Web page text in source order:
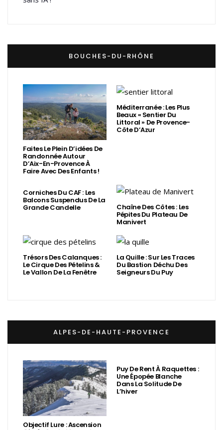
BOUCHES-DU-RHÔNE
Faites Le Plein D’idées De
Randonnée Autour
D’Aix-En-Provence À
Faire Avec Des Enfants !
Méditerranée : Les Plus
Beaux « Sentier Du
Littoral » De Provence-
Côte D’Azur
Corniches Du CAF : Les
Balcons Suspendus De La
Grande Candelle Chaîne Des Côtes : Les
Pépites Du Plateau De
Manivert
Trésors Des Calanques :
Le Cirque Des Pételins &
Le Vallon De La Fenêtre
La Quille : Sur Les Traces
Du Bastion Déchu Des
Seigneurs Du Puy
ALPES-DE-HAUTE-PROVENCE
Objectif Lure : Ascension
Puy De Rent À Raquettes :
Une Épopée Blanche
Dans La Solitude De
L’hiver